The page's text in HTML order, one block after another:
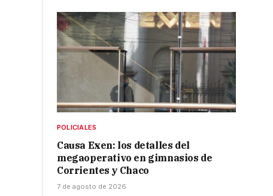
POLICIALES
Causa Exen: los detalles del
megaoperativo en gimnasios de
Corrientes y Chaco
7 de agosto de 2026